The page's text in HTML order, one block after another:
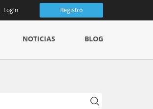
Login Registro
NOTICIAS BLOG